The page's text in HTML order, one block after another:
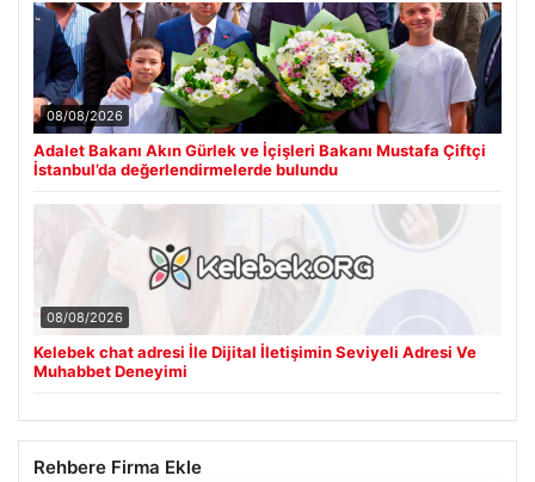
08/08/2026
Adalet Bakanı Akın Gürlek ve İçişleri Bakanı Mustafa Çiftçi
İstanbul’da değerlendirmelerde bulundu
08/08/2026
Kelebek chat adresi İle Dijital İletişimin Seviyeli Adresi Ve
Muhabbet Deneyimi
Rehbere Firma Ekle